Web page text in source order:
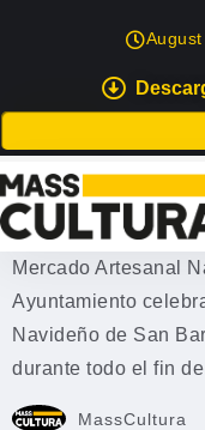
EVENTOS
Mercado
San
Mercado Artesanal
Ayuntamiento
Navideño de San
durante todo el fin
MassCultura